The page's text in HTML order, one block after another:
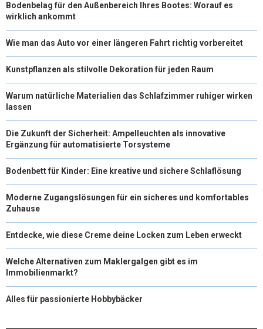
Bodenbelag für den Außenbereich Ihres Bootes: Worauf es
wirklich ankommt
Wie man das Auto vor einer längeren Fahrt richtig vorbereitet
Kunstpflanzen als stilvolle Dekoration für jeden Raum
Warum natürliche Materialien das Schlafzimmer ruhiger wirken
lassen
Die Zukunft der Sicherheit: Ampelleuchten als innovative
Ergänzung für automatisierte Torsysteme
Bodenbett für Kinder: Eine kreative und sichere Schlaflösung
Moderne Zugangslösungen für ein sicheres und komfortables
Zuhause
Entdecke, wie diese Creme deine Locken zum Leben erweckt
Welche Alternativen zum Maklergalgen gibt es im
Immobilienmarkt?
Alles für passionierte Hobbybäcker